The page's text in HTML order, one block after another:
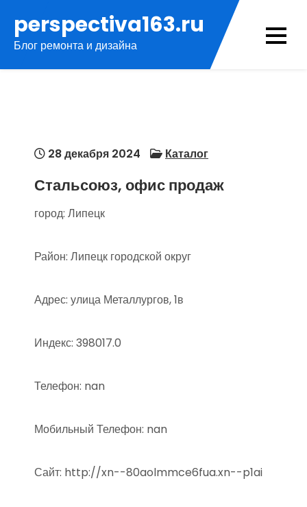
содержимому
perspectiva163.ru
Блог ремонта и дизайна
28 декабря 2024 Каталог
Стальсоюз, офис продаж
город: Липецк
Район: Липецк городской округ
Адрес: улица Металлургов, 1в
Индекс: 398017.0
Телефон: nan
Мобильный Телефон: nan
Сайт: http://xn--80aolmmce6fua.xn--p1ai